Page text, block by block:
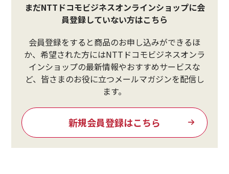
まだNTTドコモビジネスオンラインショップに会
員登録していない方はこちら
会員登録をすると商品のお申し込みができるほ
か、希望された方にはNTTドコモビジネスオンラ
インショップの最新情報やおすすめサービスな
ど、皆さまのお役に立つメールマガジンを配信し
ます。
新規会員登録はこちら